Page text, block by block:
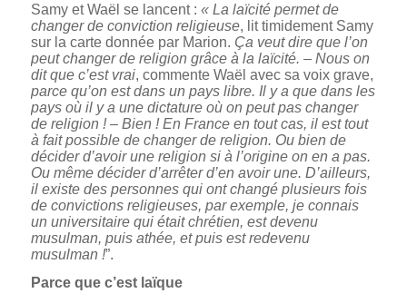
Samy et Waël se lancent : « La laïcité permet de
changer de conviction religieuse, lit timidement Samy
sur la carte donnée par Marion. Ça veut dire que l’on
peut changer de religion grâce à la laïcité. – Nous on
dit que c’est vrai, commente Waël avec sa voix grave,
parce qu’on est dans un pays libre. Il y a que dans les
pays où il y a une dictature où on peut pas changer
de religion !– Bien ! En France en tout cas, il est tout
à fait possible de changer de religion. Ou bien de
décider d’avoir une religion si à l’origine on en a pas.
Ou même décider d’arrêter d’en avoir une. D’ailleurs,
il existe des personnes qui ont changé plusieurs fois
de convictions religieuses, par exemple, je connais
un universitaire qui était chrétien, est devenu
musulman, puis athée, et puis est redevenu
musulman !”.
Parce que c’est laïque